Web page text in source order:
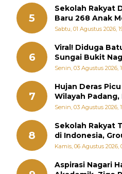
5
Sekolah Rakyat
Baru 268 Anak
Memutus Rantai
Sabtu, 01 Agustus 2026,
6
Viral! Diduga
Sungai Bukit
Warga Khawatir
Senin, 03 Agustus 2026,
7
Hujan Deras
Wilayah Padang,
Perintahkan
Senin, 03 Agustus 2026,
8
Sekolah Rakyat
di Indonesia,
September
Kamis, 06 Agustus 2026,
Aspirasi Nagari